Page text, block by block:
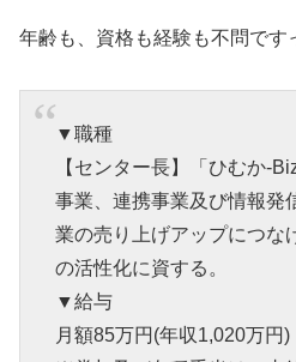
年齢も、資格も経験も不問です
▼職種
【センター長】「ひむか
事業、連携事業及び情報発
業の売り上げアップにつな
の活性化に資する。
▼給与
月額85万円(年収1,020万円)